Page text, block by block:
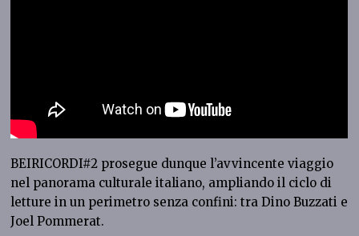
BEIRICORDI#2 prosegue dunque l’avvincente viaggio
nel panorama culturale italiano, ampliando il ciclo di
letture in un perimetro senza confini: tra Dino Buzzati e
Joel Pommerat.